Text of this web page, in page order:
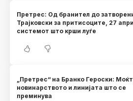
Претрес: Од бранител до
Трајковски за притисоците, 27
системот што крши луѓе
„Претрес“ на Бранко Героски:
новинарството и линијата што се
преминува